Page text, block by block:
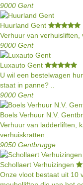
9000 Gent
Huurland Gent
Verhuur van verhuisliften,
9000 Gent
Luxauto Gent
U wil een bestelwagen
staat in panne? ..
9000 Gent
Boels Verhuur N.V.
Verhuur van ladderliften,
verhuiskratten..
9050 Gentbrugge
Schollaert Verhuizingen
Onze vloot bestaat uit 10